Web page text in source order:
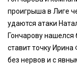
проигрыша в Лиге
удаются атаки
Гончарову
ставит точку Ирина
без нервов и с